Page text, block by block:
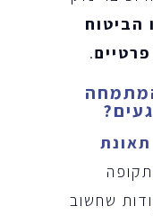
הביטוח
.
?
תאונת
שחשוב